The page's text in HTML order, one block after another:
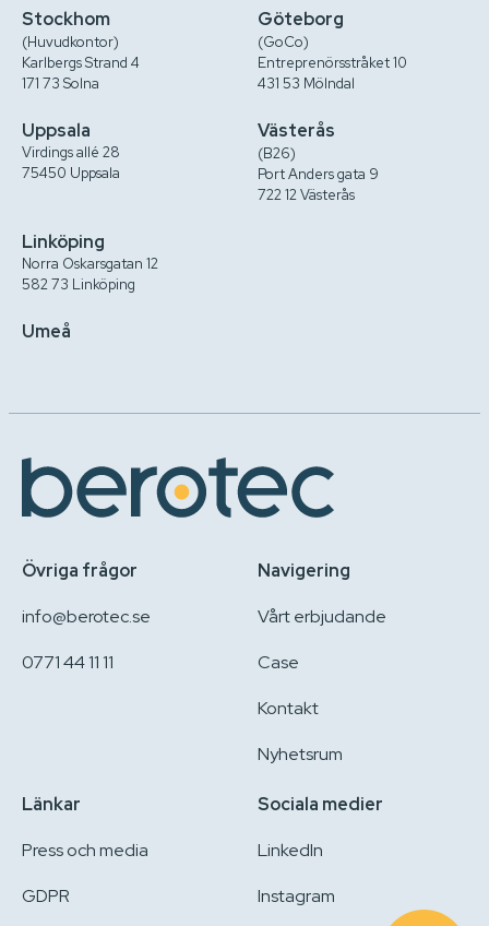
Stockhom
(Huvudkontor)
Karlbergs Strand 4
171 73 Solna
Uppsala
Virdings allé 28
75450 Uppsala
Göteborg
(GoCo)
Entreprenörsstråket 10
431 53 Mölndal
Västerås
(B26)
Port Anders gata 9
722 12 Västerås
Linköping
Norra Oskarsgatan 12
582 73 Linköping
Umeå
Övriga frågor
info@berotec.se
0771 44 11 11
Navigering
Vårt erbjudande
Case
Kontakt
Nyhetsrum
Länkar
Press och media
GDPR
Sociala medier
LinkedIn
Instagram